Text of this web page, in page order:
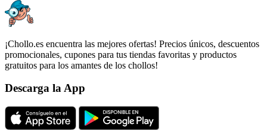
¡Chollo.es encuentra las mejores ofertas! Precios únicos, descuentos
promocionales, cupones para tus tiendas favoritas y productos
gratuitos para los amantes de los chollos!
Descarga la App